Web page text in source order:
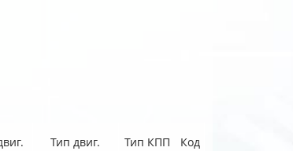
Тип двиг. Тип КПП Код